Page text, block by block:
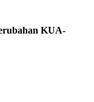
KUA-